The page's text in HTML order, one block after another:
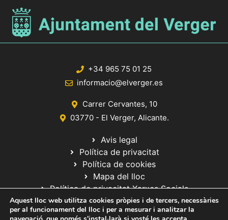
+34 965 75 01 25
informacio@elverger.es
Carrer Cervantes, 10
03770 - El Verger, Alicante.
Avis legal
Política de privacitat
Política de cookies
Mapa del lloc
Política de privacitat Xarxes Socials
Aquest lloc web utilitza cookies pròpies i de tercers, necessàries
per al funcionament del lloc i per a mesurar i analitzar la